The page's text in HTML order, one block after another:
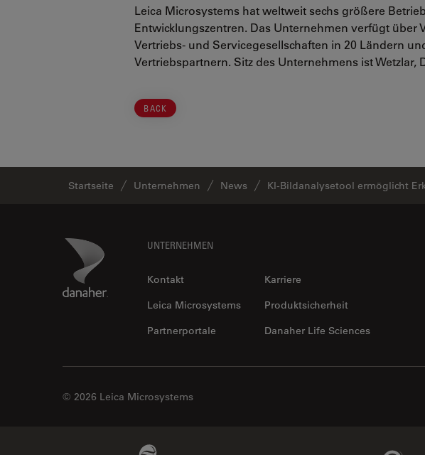
Leica Microsystems hat weltweit sechs größere
Entwicklungszentren. Das Unternehmen verfügt über
Vertriebs- und Servicegesellschaften in 20 Ländern
Vertriebspartnern. Sitz des Unternehmens ist Wetzlar,
BACK
Startseite Unternehmen News KI-Bildanalysetool ermöglicht
Danaher Logo UNTERNEHMEN
Kontakt
Karriere
Leica Microsystems
Produktsicherheit
Partnerportale
Danaher Life Sciences
© 2026 Leica Microsystems
Genedata